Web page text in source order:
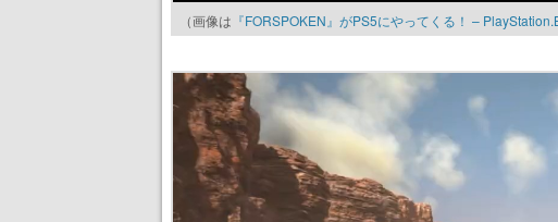
（画像は 『FORSPOKEN』がPS5にやってくる！ –